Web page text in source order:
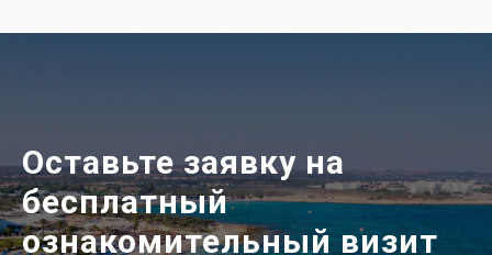
Оставьте заявку на
бесплатный
ознакомительный визит